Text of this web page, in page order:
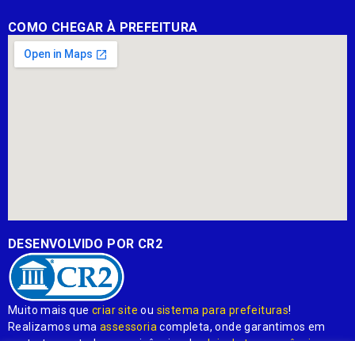
COMO CHEGAR À PREFEITURA
DESENVOLVIDO POR CR2
Muito mais quecriar site ou sistema para prefeituras!
Realizamos umaassessoria completa, onde garantimos em